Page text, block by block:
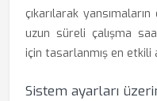
çıkarılarak
uzun süreli çalışma
için tasarlanmış en etkili
Sistem ayarları